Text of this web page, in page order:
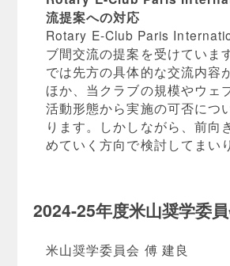
流提案への対応
Rotary E-Club Paris
ブ間交流の提案を受けていま
では先方の具体的な交流内容
ほか、当クラブの規模やウェ
活動形態から実施の可否につ
ります。しかしながら、前向
めていく方向で検討してまい
2024-25年度米山奨学委
米山奨学委員会 傅 建良